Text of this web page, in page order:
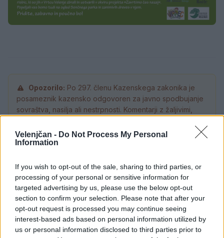
Velenjčan - Do Not Process My Personal
Information
If you wish to opt-out of the sale, sharing to third parties, or
processing of your personal or sensitive information for
targeted advertising by us, please use the below opt-out
section to confirm your selection. Please note that after your
opt-out request is processed you may continue seeing
interest-based ads based on personal information utilized by
us or personal information disclosed to third parties prior to
Opozorilo: Po 297. členu Kazenskega zakonika je
posameznik kazensko odgovoren za javno spodbujanje
sovraštva, nasilja ali nestrpnosti. Komentarji z žaljivimi,
bodo odstranjeni. Pravila komentiranja →
Failed to fetch
Prihajajoči dogodki
AVG
10
Minute za šah z Nejcem
09:00
AVG Aktivne poletne počitnice